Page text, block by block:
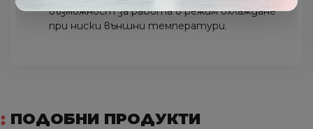
възможност за работа в режим охлаждане
при ниски външни температури.
ПОДОБНИ ПРОДУКТИ